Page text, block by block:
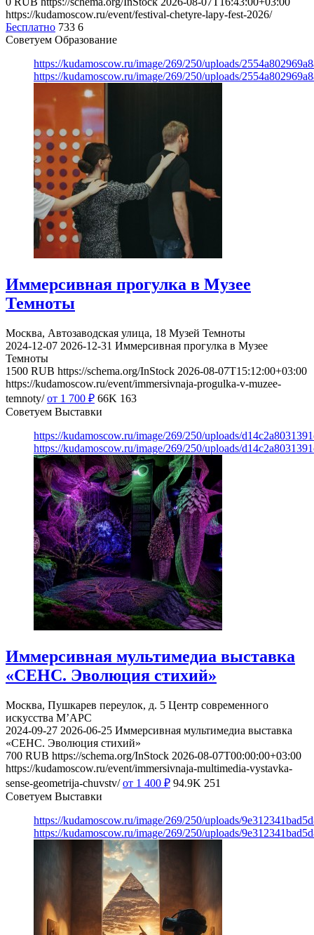
https://kudamoscow.ru/event/festival-chetyre-lapy-fest-2026/
Бесплатно 733 6
Советуем Образование
https://kudamoscow.ru/image/269/250/uploads/
https://kudamoscow.ru/image/269/250/uploads/
Иммерсивная прогулка в Музее
Темноты
Москва, Автозаводская улица, 18 Музей Темноты
2024-12-07 2026-12-31 Иммерсивная прогулка в Музее
Темноты
1500 RUB https://schema.org/InStock 2026-08-07T15:12:00+03:00
https://kudamoscow.ru/event/immersivnaja-progulka-v-muzee-
temnoty/ от 1 700 ₽ 66K 163
Советуем Выставки
https://kudamoscow.ru/image/269/250/uploads/
https://kudamoscow.ru/image/269/250/uploads/
Иммерсивная мультимедиа выставка
«СЕНС. Эволюция стихий»
Москва, Пушкарев переулок, д. 5 Центр современного
искусства М’АРС
2024-09-27 2026-06-25 Иммерсивная мультимедиа выставка
«СЕНС. Эволюция стихий»
700 RUB https://schema.org/InStock 2026-08-07T00:00:00+03:00
https://kudamoscow.ru/event/immersivnaja-multimedia-vystavka-
sense-geometrija-chuvstv/ от 1 400 ₽ 94.9K 251
Советуем Выставки
https://kudamoscow.ru/image/269/250/uploads/
https://kudamoscow.ru/image/269/250/uploads/